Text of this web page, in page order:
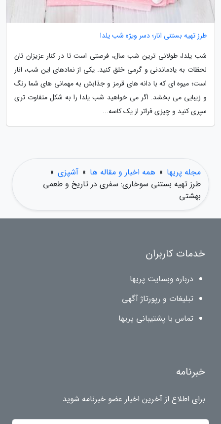
طرز تهیه بستنی انار؛ دسر ویژه شب یلدا
شب یلدا، طولانی ترین شب سال، فرصتی است تا در کنار عزیزان تان
لحظات به یادماندنی و گرمی خلق کنید. یکی از نمادهای این شب، انار
است؛ میوه ای که با دانه های قرمز و جذابش به مهمانی های شما رنگ
و زیبایی می بخشد. اگر می خواهید شب یلدا را به شکل متفاوت تری
سپری کنید و چیزی فراتر از یک کاسه...
مجله پریها » همه اخبار و مقاله ها » آشپزی »
طرز تهیه بستنی سوخاری: سفری در تاریخ و طعمی
بهشتی
خدمات کاربران
درباره وبسایت پریها
تبلیغات و رپورتاژ آگهی
تماس با پشتیبانی پریها
خبرنامه
برای اطلاع از آخرین اخبار عضو خبرنامه شوید